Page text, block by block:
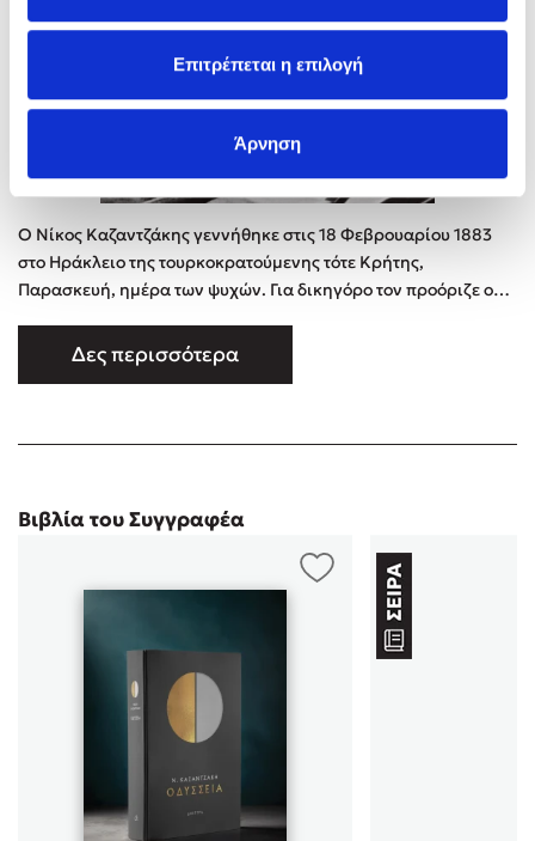
Επιτρέπεται η επιλογή
Άρνηση
Ο Νίκος Καζαντζάκης γεννήθηκε στις 18 Φεβρουαρίου 1883
στο Ηράκλειο της τουρκοκρατούμενης τότε Κρήτης,
Παρασκευή, ημέρα των ψυχών. Για δικηγόρο τον προόριζε ο
αγάπη και στο δέος της λευτεριάς. Στα Γράμματα εμφανίστηκε
με δοκίμια και άλλα κείμενα το 1906, έτος αποφοίτησής του
Δες περισσότερα
Βιβλία του Συγγραφέα